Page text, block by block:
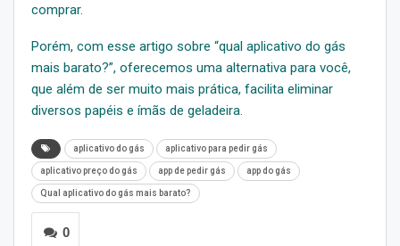
comprar.
Porém, com esse artigo sobre “qual aplicativo do gás
mais barato?”, oferecemos uma alternativa para você,
que além de ser muito mais prática, facilita eliminar
diversos papéis e ímãs de geladeira.
aplicativo do gás aplicativo para pedir gás
aplicativo preço do gás app de pedir gás app do gás
Qual aplicativo do gás mais barato?
0